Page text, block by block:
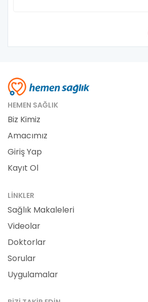
HEMEN SAĞLIK
Biz Kimiz
Amacımız
Giriş Yap
Kayıt Ol
LINKLER
Sağlık Makaleleri
Videolar
Doktorlar
Sorular
Uygulamalar